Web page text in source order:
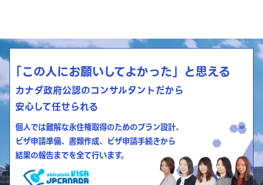
「この人にお願いしてよかった」と思える
カナダ政府公認のコンサルタントだから
安心して任せられる
個人では難解な永住権取得のためのプラン設計、
ビザ申請準備、書類作成、ビザ申請手続きから
結果の報告までを全て行います。